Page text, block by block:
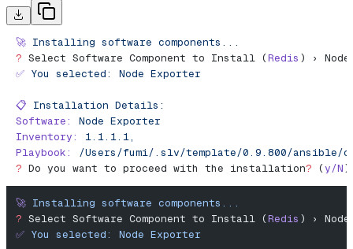
🚀 Installing software components...
? Select Software Component to Install (Redis ) ›
✅ You selected: Node Exporter
📋 Installation Details:
Software:
Node Exporter
Inventory:
1.1.1.1,
Playbook:
/Users/fumi/.slv/template/0.9.800/ansible/
? Do you want to proceed with the installation? (y/N)
🚀 Installing software components...
? Select Software Component to Install (Redis ) ›
✅ You selected: Node Exporter